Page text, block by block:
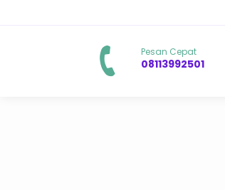
Pesan Cepat
08113992501